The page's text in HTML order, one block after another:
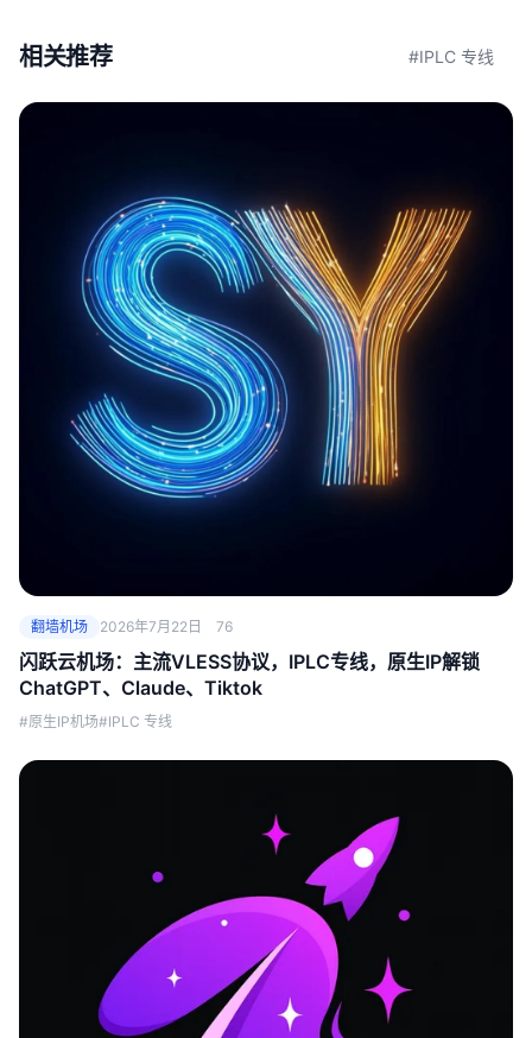
相关推荐 #IPLC 专线
翻墙机场 2026年7月22日 76
闪跃云机场：主流VLESS协议，IPLC专线，原生IP解锁
ChatGPT、Claude、Tiktok
#原生IP机场#IPLC 专线